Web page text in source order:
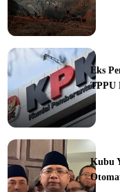
Eks
TPPU
Kubu